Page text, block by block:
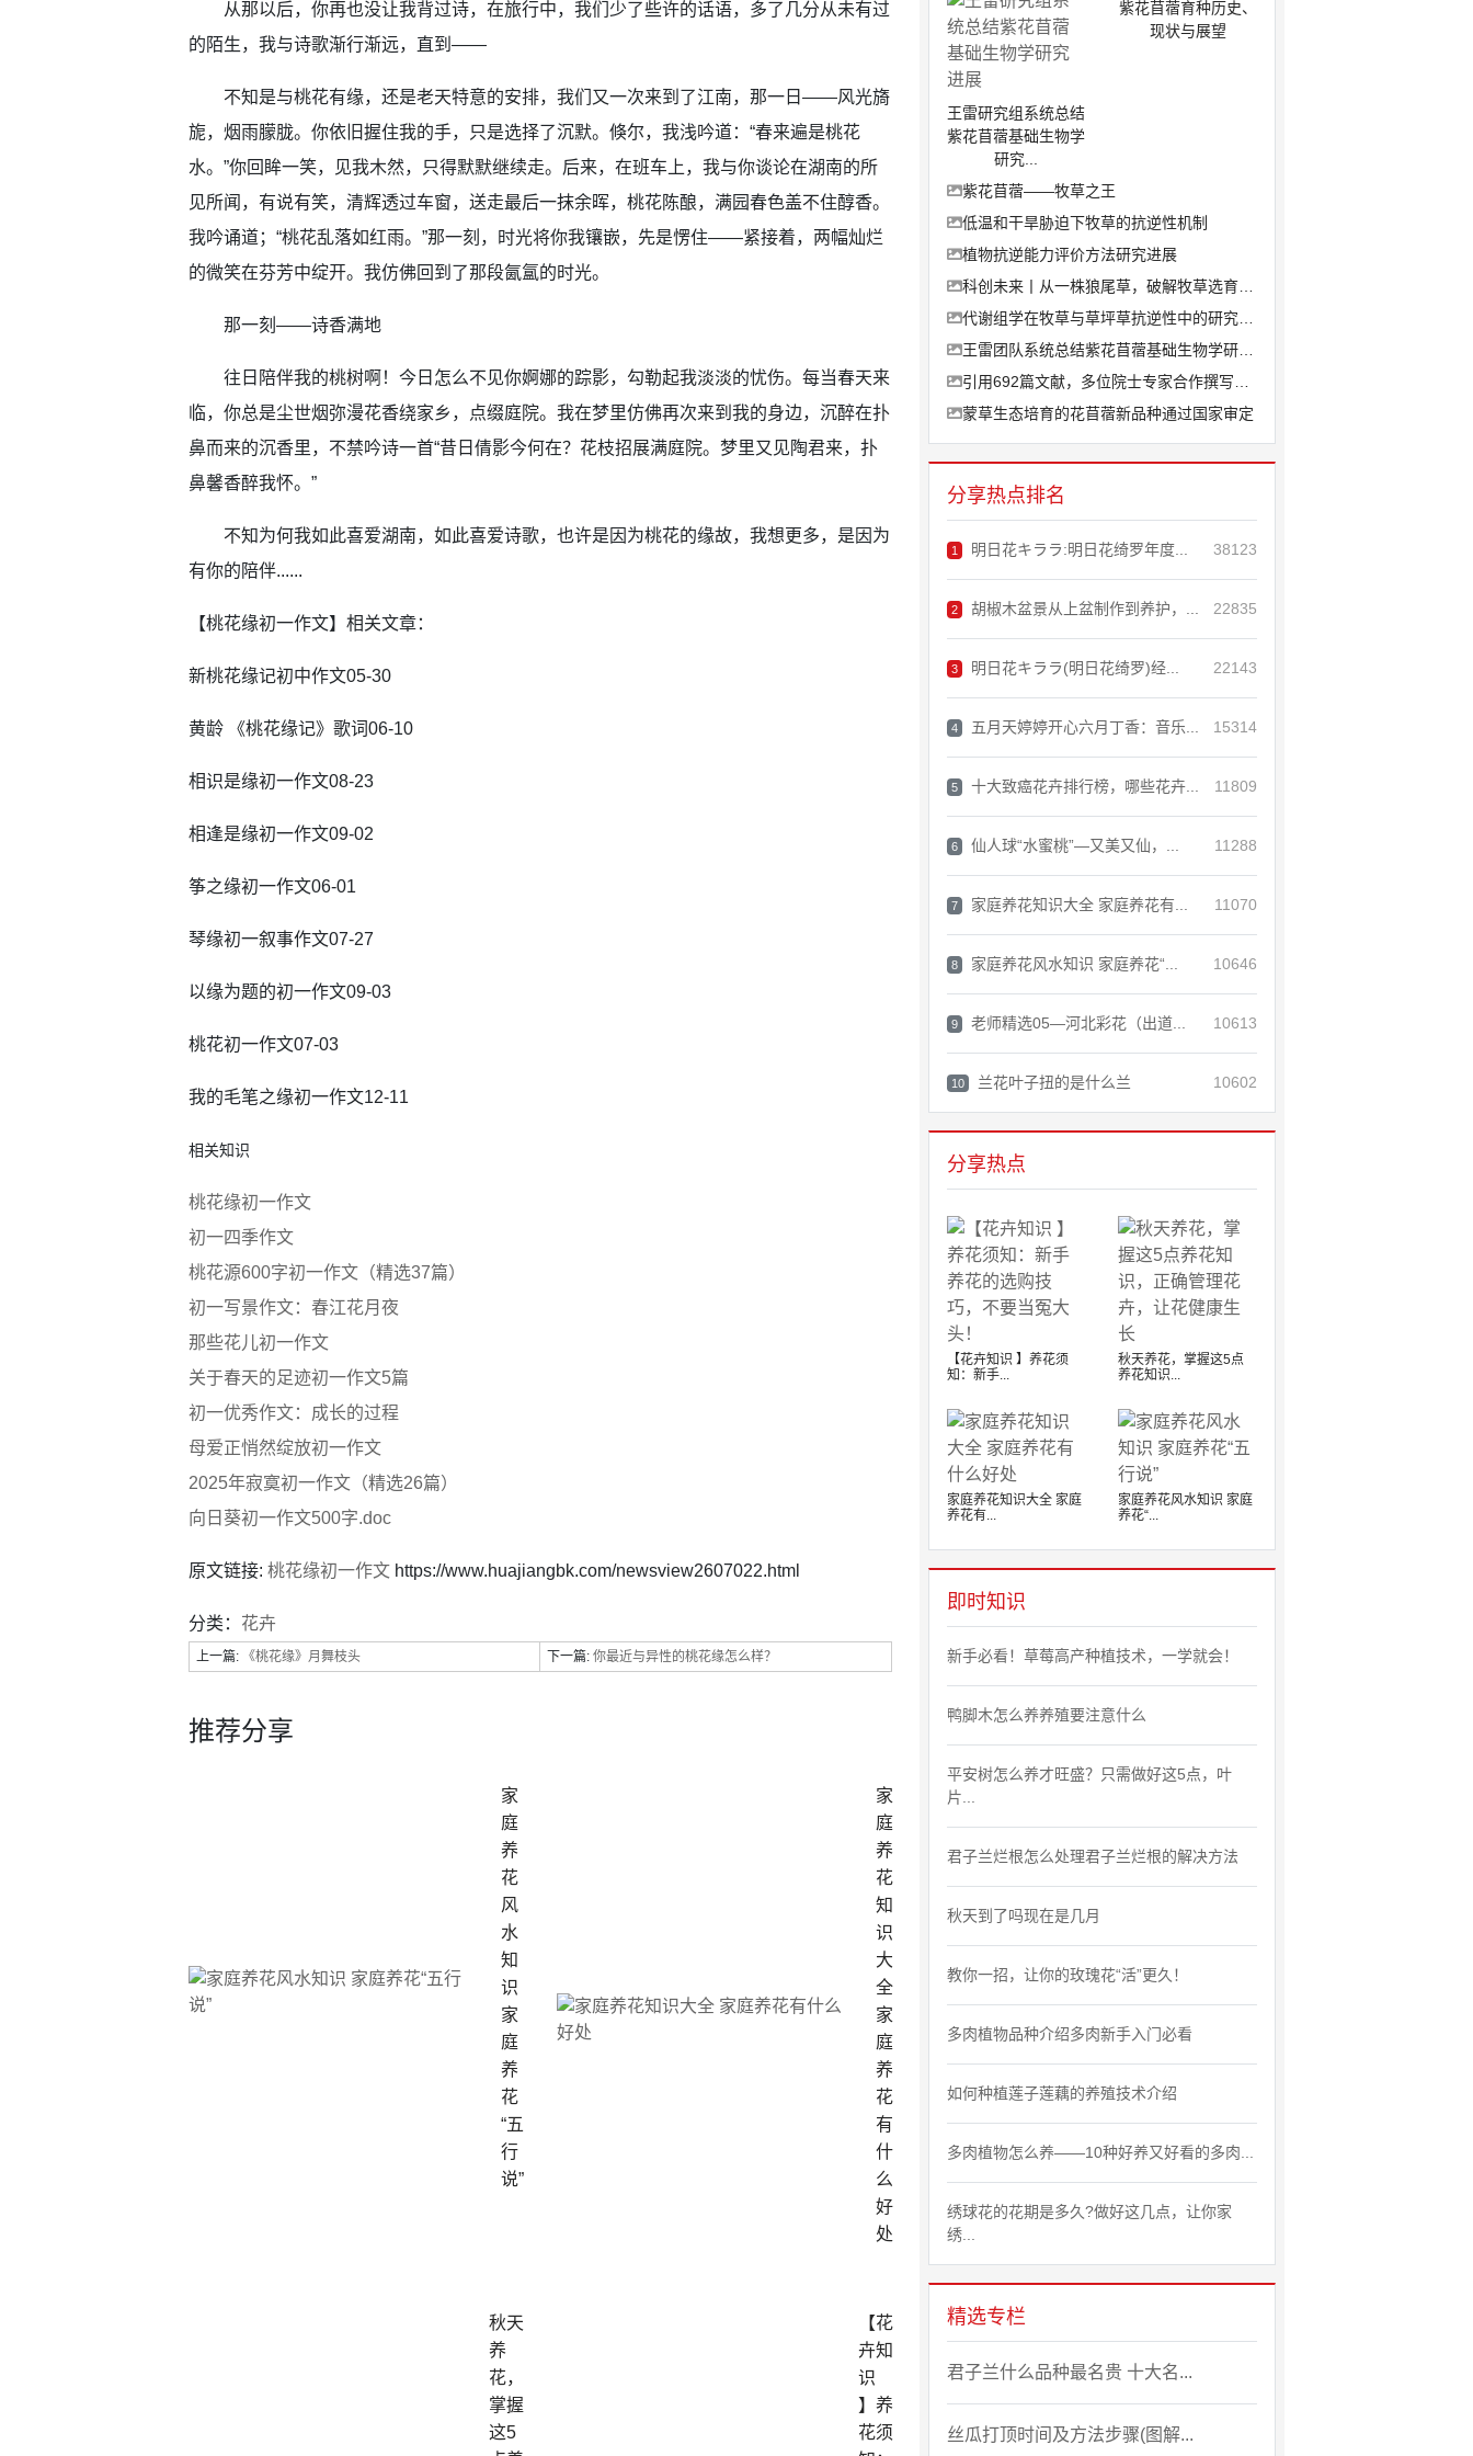
从那以后，你再也没让我背过诗，在旅行中，我们少了些许的话语，多了几分从未有过
的陌生，我与诗歌渐行渐远，直到——
不知是与桃花有缘，还是老天特意的安排，我们又一次来到了江南，那一日——风光旖
旎，烟雨朦胧。你依旧握住我的手，只是选择了沉默。倏尔，我浅吟道：“春来遍是桃花
水。”你回眸一笑，见我木然，只得默默继续走。后来，在班车上，我与你谈论在湖南的所
见所闻，有说有笑，清辉透过车窗，送走最后一抹余晖，桃花陈酿，满园春色盖不住醇香。
我吟诵道；“桃花乱落如红雨。”那一刻，时光将你我镶嵌，先是愣住——紧接着，两幅灿烂
的微笑在芬芳中绽开。我仿佛回到了那段氤氲的时光。
那一刻——诗香满地
往日陪伴我的桃树啊！今日怎么不见你婀娜的踪影，勾勒起我淡淡的忧伤。每当春天来
临，你总是尘世烟弥漫花香绕家乡，点缀庭院。我在梦里仿佛再次来到我的身边，沉醉在扑
鼻而来的沉香里，不禁吟诗一首“昔日倩影今何在？花枝招展满庭院。梦里又见陶君来，扑
鼻馨香醉我怀。”
不知为何我如此喜爱湖南，如此喜爱诗歌，也许是因为桃花的缘故，我想更多，是因为
有你的陪伴......
【桃花缘初一作文】相关文章：
新桃花缘记初中作文05-30
黄龄 《桃花缘记》歌词06-10
相识是缘初一作文08-23
相逢是缘初一作文09-02
筝之缘初一作文06-01
琴缘初一叙事作文07-27
以缘为题的初一作文09-03
桃花初一作文07-03
我的毛笔之缘初一作文12-11
相关知识
桃花缘初一作文
初一四季作文
桃花源600字初一作文（精选37篇）
初一写景作文：春江花月夜
那些花儿初一作文
关于春天的足迹初一作文5篇
初一优秀作文：成长的过程
母爱正悄然绽放初一作文
2025年寂寞初一作文（精选26篇）
向日葵初一作文500字.doc
原文链接: 桃花缘初一作文 https://www.huajiangbk.com/newsview2607022.html
分类： 花卉
上一篇: 《桃花缘》月舞枝头 下一篇: 你最近与异性的桃花缘怎么样？
推荐分享
家
庭
养
花
风
水
知
识
家
庭
养
花
“五
行
说”
家
庭
养
花
知
识
大
全
家
庭
养
花
有
什
么
好
处
秋天
养
花，
掌握
这5
【花
卉知
识
】养
花须
王雷研究组系统总结
紫花苜蓿基础生物学
研究...
紫花苜蓿育种历史、
现状与展望
紫花苜蓿——牧草之王
低温和干旱胁迫下牧草的抗逆性机制
植物抗逆能力评价方法研究进展
科创未来丨从一株狼尾草，破解牧草选育密码
代谢组学在牧草与草坪草抗逆性中的研究进展
王雷团队系统总结紫花苜蓿基础生物学研究进...
引用692篇文献，多位院士专家合作撰写长...
蒙草生态培育的花苜蓿新品种通过国家审定
分享热点排名
1 明日花キララ:明日花绮罗年度... 38123
2 胡椒木盆景从上盆制作到养护，... 22835
3 明日花キララ(明日花绮罗)经... 22143
4 五月天婷婷开心六月丁香：音乐... 15314
5 十大致癌花卉排行榜，哪些花卉... 11809
6 仙人球“水蜜桃”—又美又仙，... 11288
7 家庭养花知识大全 家庭养花有... 11070
8 家庭养花风水知识 家庭养花“... 10646
9 老师精选05—河北彩花（出道... 10613
10 兰花叶子扭的是什么兰 10602
分享热点
【花卉知识 】养花须
知：新手...
秋天养花，掌握这5点
养花知识...
家庭养花知识大全 家庭
养花有...
家庭养花风水知识 家庭
养花“...
即时知识
新手必看！草莓高产种植技术，一学就会！
鸭脚木怎么养养殖要注意什么
平安树怎么养才旺盛？只需做好这5点，叶
片...
君子兰烂根怎么处理君子兰烂根的解决方法
秋天到了吗现在是几月
教你一招，让你的玫瑰花“活”更久！
多肉植物品种介绍多肉新手入门必看
如何种植莲子莲藕的养殖技术介绍
多肉植物怎么养——10种好养又好看的多肉...
绣球花的花期是多久?做好这几点，让你家
绣...
精选专栏
君子兰什么品种最名贵 十大名...
丝瓜打顶时间及方法步骤(图解...